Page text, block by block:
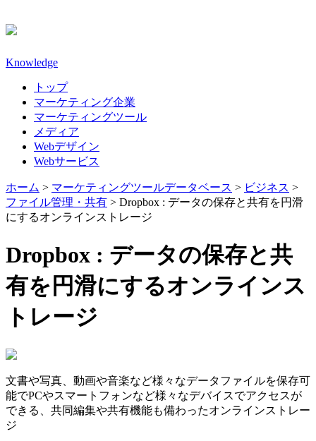
Knowledge
トップ
マーケティング企業
マーケティングツール
メディア
Webデザイン
Webサービス
ホーム > マーケティングツールデータベース > ビジネス >
ファイル管理・共有 > Dropbox : データの保存と共有を円滑
にするオンラインストレージ
Dropbox : データの保存と共
有を円滑にするオンラインス
トレージ
文書や写真、動画や音楽など様々なデータファイルを保存可
能でPCやスマートフォンなど様々なデバイスでアクセスが
できる、共同編集や共有機能も備わったオンラインストレー
ジ